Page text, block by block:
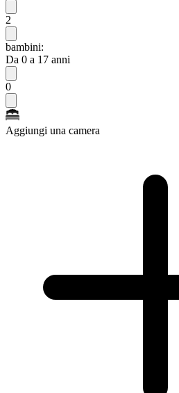
2
bambini:
Da 0 a 17 anni
0
Aggiungi una camera